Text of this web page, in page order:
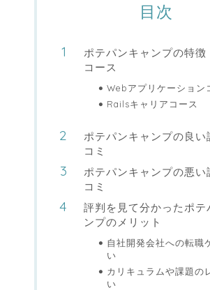
目次
ポテパンキャンプの特徴
コース
Webアプリケーション
Railsキャリアコース
ポテパンキャンプの良い
コミ
ポテパンキャンプの悪い
コミ
評判を見て分かったポテ
ンプのメリット
自社開発会社への転職
い
カリキュラムや課題の
い